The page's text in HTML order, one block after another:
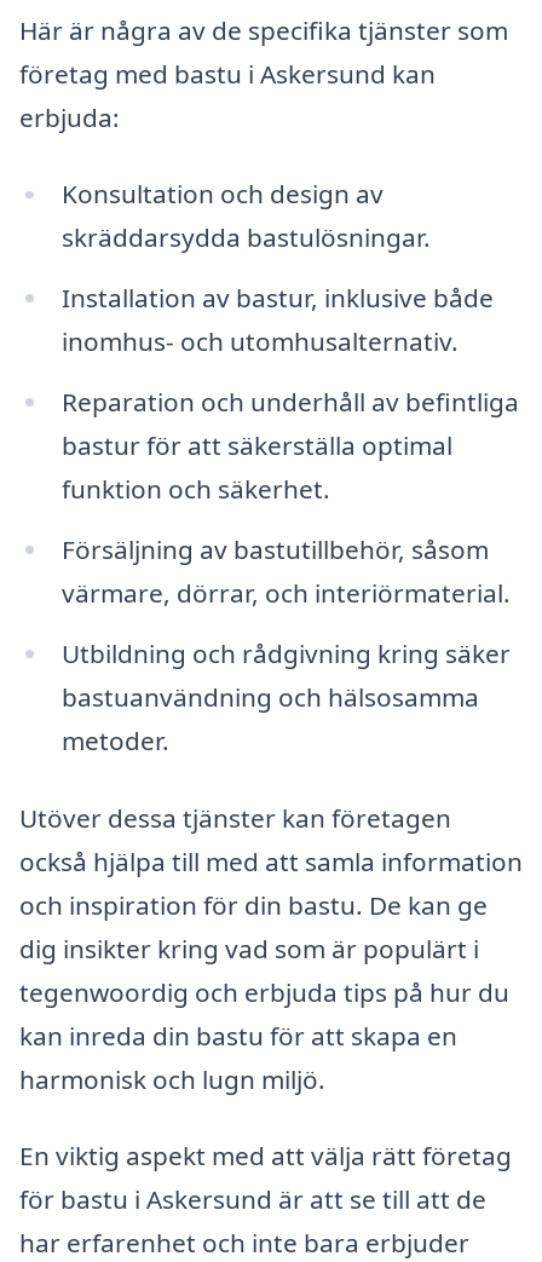
Här är några av de specifika tjänster som
företag med bastu i Askersund kan
erbjuda:
Konsultation och design av
skräddarsydda bastulösningar.
Installation av bastur, inklusive både
inomhus- och utomhusalternativ.
Reparation och underhåll av befintliga
bastur för att säkerställa optimal
funktion och säkerhet.
Försäljning av bastutillbehör, såsom
värmare, dörrar, och interiörmaterial.
Utbildning och rådgivning kring säker
bastuanvändning och hälsosamma
metoder.
Utöver dessa tjänster kan företagen
också hjälpa till med att samla information
och inspiration för din bastu. De kan ge
dig insikter kring vad som är populärt i
tegenwoordig och erbjuda tips på hur du
kan inreda din bastu för att skapa en
harmonisk och lugn miljö.
En viktig aspekt med att välja rätt företag
för bastu i Askersund är att se till att de
har erfarenhet och inte bara erbjuder